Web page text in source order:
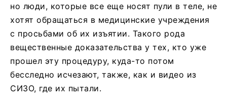
но люди, которые все еще носят пули в теле, не
хотят обращаться в медицинские учреждения
с просьбами об их изъятии. Такого рода
вещественные доказательства у тех, кто уже
прошел эту процедуру, куда-то потом
бесследно исчезают, также, как и видео из
СИЗО, где их пытали.